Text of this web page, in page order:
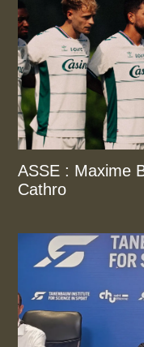
ASSE : Maxime
Cathro